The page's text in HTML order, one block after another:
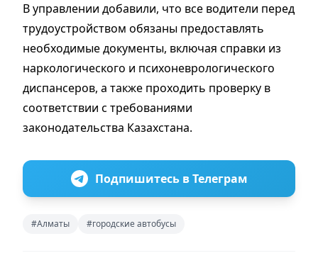
В управлении добавили, что все водители перед
трудоустройством обязаны предоставлять
необходимые документы, включая справки из
наркологического и психоневрологического
диспансеров, а также проходить проверку в
соответствии с требованиями
законодательства Казахстана.
Подпишитесь в Телеграм
#Алматы #городские автобусы